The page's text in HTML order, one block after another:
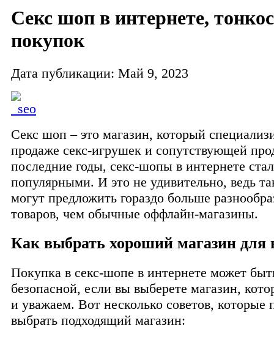
Секс шоп в интернете,
покупок
Дата публикации: Май 9, 2023
Секс шоп – это магазин, который
продаже секс-игрушек и сопутствующей
последние годы, секс-шопы в интернете
популярными. И это не удивительно, ведь
могут предложить гораздо больше
товаров, чем обычные оффлайн-магазины.
Как выбрать хороший магазин для
Покупка в секс-шопе в интернете может
безопасной, если вы выберете магазин,
и уважаем. Вот несколько советов, которые
выбрать подходящий магазин: